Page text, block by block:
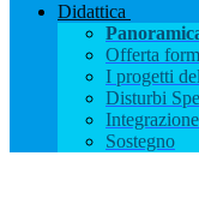
Didattica
Offerta
I progetti
Disturbi
Sostegno